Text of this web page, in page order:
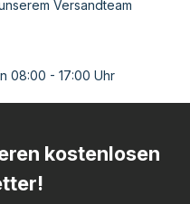
Versandteam
08:00 - 17:00 Uhr
kostenlosen